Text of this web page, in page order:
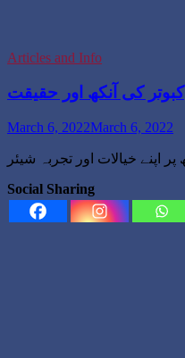
Articles and Info
کبوتر کی آنکھ اور حقیقت
March 6, 2022March 6, 2022
Social Sharing